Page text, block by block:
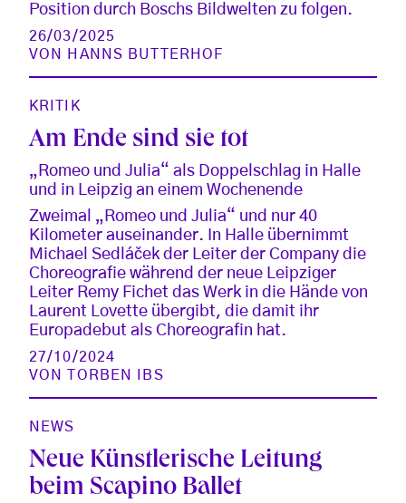
Position durch Boschs Bildwelten zu folgen.
26/03/2025
VON
HANNS BUTTERHOF
KRITIK
Am Ende sind sie tot
„Romeo und Julia“ als Doppelschlag in Halle
und in Leipzig an einem Wochenende
Zweimal „Romeo und Julia“ und nur 40
Kilometer auseinander. In Halle übernimmt
Michael Sedláček der Leiter der Company die
Choreografie während der neue Leipziger
Leiter Remy Fichet das Werk in die Hände von
Laurent Lovette übergibt, die damit ihr
Europadebut als Choreografin hat.
27/10/2024
VON
TORBEN IBS
NEWS
Neue Künstlerische Leitung
beim Scapino Ballet